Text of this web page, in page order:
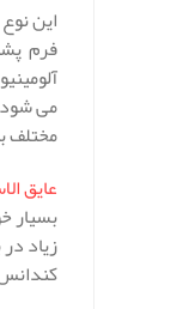
این نوع
فرم
می شود
عایق
بسیار
زیاد